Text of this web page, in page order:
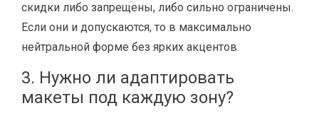
скидки либо запрещены, либо сильно ограничены.
Если они и допускаются, то в максимально
нейтральной форме без ярких акцентов.
3. Нужно ли адаптировать
макеты под каждую зону?